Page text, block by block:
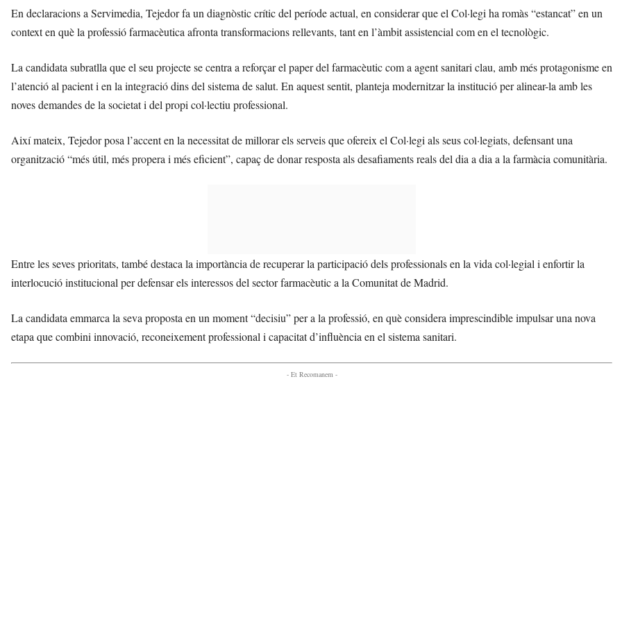
En declaracions a Servimedia, Tejedor fa un diagnòstic crític del període actual, en considerar que el Col·legi ha romàs “estancat” en un
context en què la professió farmacèutica afronta transformacions rellevants, tant en l’àmbit assistencial com en el tecnològic.
La candidata subratlla que el seu projecte se centra a reforçar el paper del farmacèutic com a agent sanitari clau, amb més protagonisme en
l’atenció al pacient i en la integració dins del sistema de salut. En aquest sentit, planteja modernitzar la institució per alinear-la amb les
noves demandes de la societat i del propi col·lectiu professional.
Així mateix, Tejedor posa l’accent en la necessitat de millorar els serveis que ofereix el Col·legi als seus col·legiats, defensant una
organització “més útil, més propera i més eficient”, capaç de donar resposta als desafiaments reals del dia a dia a la farmàcia comunitària.
Entre les seves prioritats, també destaca la importància de recuperar la participació dels professionals en la vida col·legial i enfortir la
interlocució institucional per defensar els interessos del sector farmacèutic a la Comunitat de Madrid.
La candidata emmarca la seva proposta en un moment “decisiu” per a la professió, en què considera imprescindible impulsar una nova
etapa que combini innovació, reconeixement professional i capacitat d’influència en el sistema sanitari.
- Et Recomanem -